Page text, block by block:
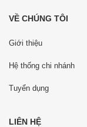
VỀ CHÚNG TÔI
Giới thiệu
Hệ thống chi nhánh
Tuyển dụng
LIÊN HỆ